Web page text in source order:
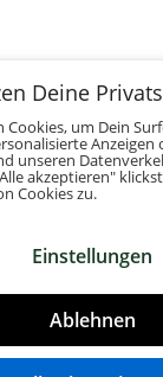
Deine
Cookies, um Dein
Anzeigen
unseren
akzeptieren"
Cookies zu.
Einstellungen
Ablehnen